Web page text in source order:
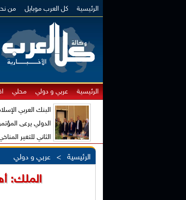
الرئيسية كل العرب موبايل من
الرئيسية عربي و دولي محلي
البنك العربي
الدولي يرعى
الثاني للتغير
الرئيسية > عربي و دولي
الملك: